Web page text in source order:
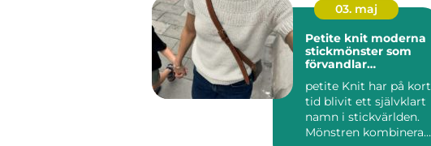
03. maj
Petite knit moderna
stickmönster som
förvandlar
petite Knit har på kort
tid blivit ett självklart
namn i stickvärlden.
Mönstren kombinerar